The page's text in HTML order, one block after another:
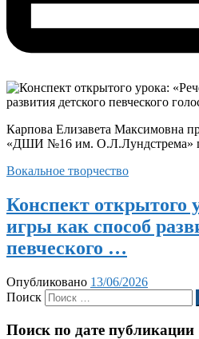
Карпова Елизавета Максимовна
«ДШИ №16 им. О.Л.Лундстрема»
Вокальное творчество
Конспект открытого
игры как способ
певческого …
Опубликовано 13/06/2026
Поиск
Поиск по дате публикации